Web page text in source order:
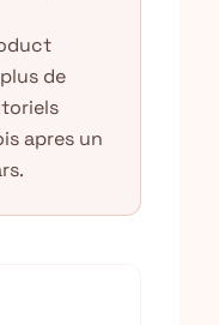
de
apres un